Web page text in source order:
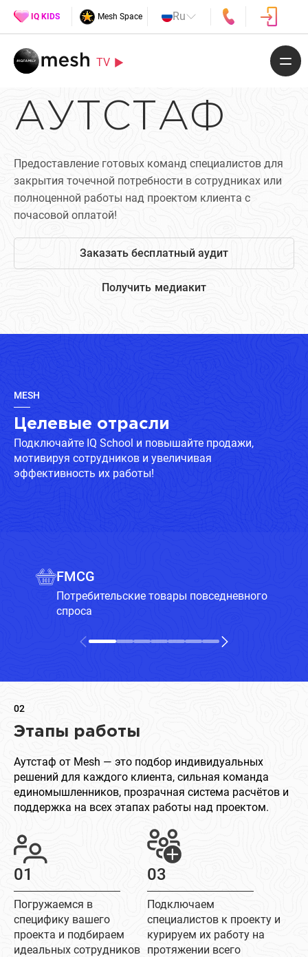
IQ KIDS Mesh Space Ru
TV
АУТСТАФ
Предоставление готовых команд специалистов для
закрытия точечной потребности в сотрудниках или
полноценной работы над проектом клиента с
почасовой оплатой!
Заказать бесплатный аудит
Получить медиакит
MESH
Целевые отрасли
Подключайте IQ School и повышайте продажи,
мотивируя сотрудников и увеличивая
эффективность их работы!
FMCG
Потребительские товары повседневного
спроса
02
Этапы работы
Аутстаф от Mesh — это подбор индивидуальных
решений для каждого клиента, сильная команда
единомышленников, прозрачная система расчётов и
поддержка на всех этапах работы над проектом.
01
Погружаемся в
специфику вашего
проекта и подбираем
идеальных сотрудников
03
Подключаем
специалистов к проекту и
курируем их работу на
протяжении всего